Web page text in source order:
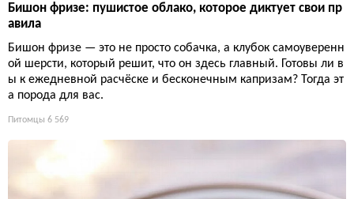
Бишон фризе: пушистое облако, которое диктует свои пр
авила
Бишон фризе — это не просто собачка, а клубок самоуверенн
ой шерсти, который решит, что он здесь главный. Готовы ли в
ы к ежедневной расчёске и бесконечным капризам? Тогда эт
а порода для вас.
Питомцы 6 569